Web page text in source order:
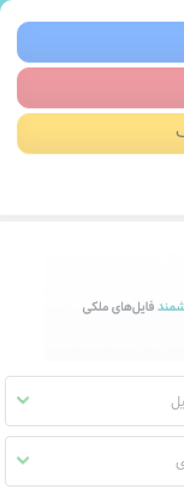
و اجاره